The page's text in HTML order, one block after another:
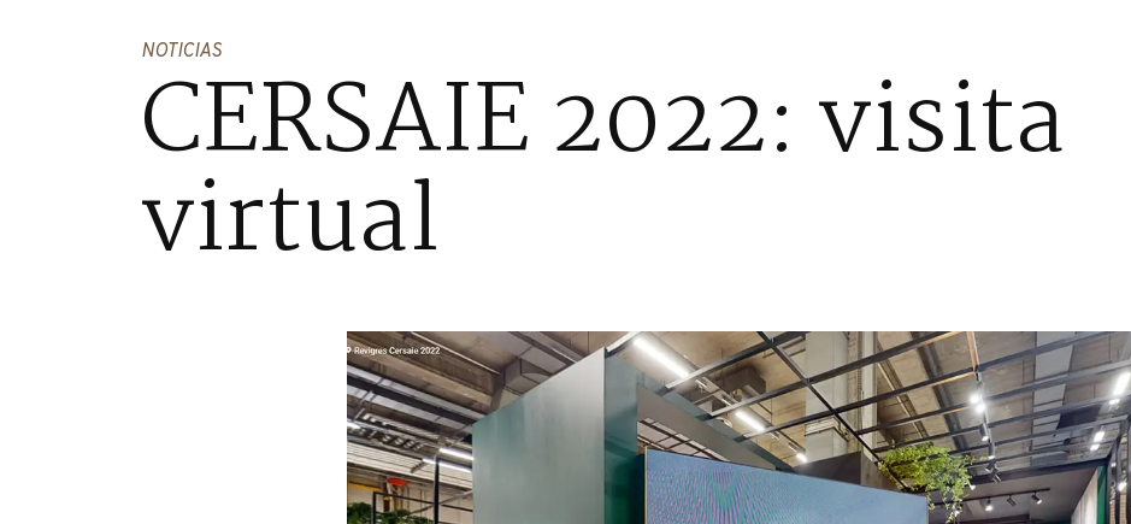
NOTICIAS
CERSAIE 2022: visita
virtual